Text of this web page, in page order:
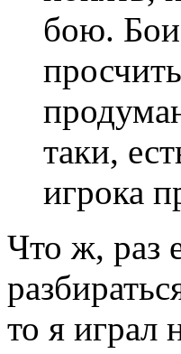
бою. Бои
таки,
игрока
Что ж, раз
то я играл